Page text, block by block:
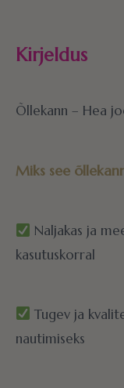
Kirjeldus
Õllekann – Hea
Miks see
Naljakas ja
kasutuskorral
Tugev ja
nautimiseks